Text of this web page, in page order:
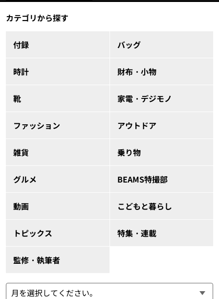
カテゴリから探す
付録 バッグ
時計 財布・小物
靴 家電・デジモノ
ファッション アウトドア
雑貨 乗り物
グルメ BEAMS特撮部
動画 こどもと暮らし
トピックス 特集・連載
監修・執筆者